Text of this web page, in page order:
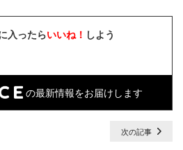
入ったらいいね！ しよう
の最新情報をお届けします
次の記事